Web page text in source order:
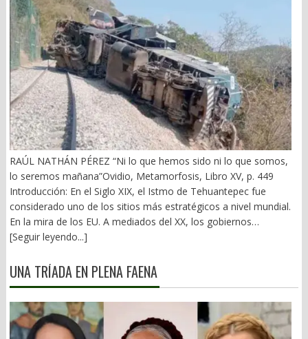
RAÚL NATHÁN PÉREZ “Ni lo que hemos sido ni lo que somos,
lo seremos mañana”Ovidio, Metamorfosis, Libro XV, p. 449
Introducción: En el Siglo XIX, el Istmo de Tehuantepec fue
considerado uno de los sitios más estratégicos a nivel mundial.
En la mira de los EU. A mediados del XX, los gobiernos
emanados del PRI iniciaron una serie de proyectos, todos
Transístmico, Proyecto Alfa-Omega, Plan Puebla-Panamá y
otros. En 2018, la 4T volvió a la carga, considerándolo uno de
por la corrupción y la complicidad. Sobre la vieja vía inaugurada
por el general Porfirio Díaz (1907), se montaron nuevas vías. En
[Seguir leyendo...]
UNA TRÍADA EN PLENA FAENA